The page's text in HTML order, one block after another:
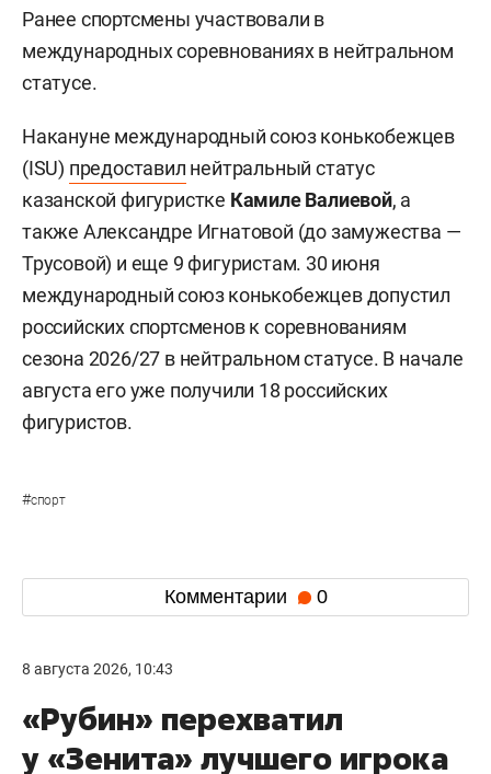
Ранее спортсмены участвовали в
международных соревнованиях в нейтральном
статусе.
Накануне международный союз конькобежцев
(ISU) предоставил нейтральный статус
казанской фигуристке Камиле Валиевой, а
также Александре Игнатовой (до замужества —
Трусовой) и еще 9 фигуристам. 30 июня
международный союз конькобежцев допустил
российских спортсменов к соревнованиям
сезона 2026/27 в нейтральном статусе. В начале
августа его уже получили 18 российских
фигуристов.
#спорт
Комментарии 0
8 августа 2026, 10:43
«Рубин» перехватил
у «Зенита» лучшего игрока